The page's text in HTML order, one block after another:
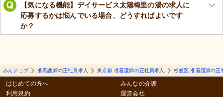
【気になる機能】デイサービス太陽梅里の湯の求人に
応募するかは悩んでいる場合、どうすればよいです
か？
みんジョブ 准看護師の正社員求人 東京都 准看護師の正社員求人 杉並区 准看護師の正
はじめての方へ
利用規約
みんなの介護
運営会社